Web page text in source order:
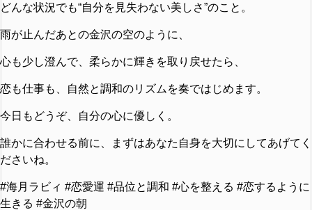
どんな状況でも“自分を見失わない美しさ”のこと。
雨が止んだあとの金沢の空のように、
心も少し澄んで、柔らかに輝きを取り戻せたら、
恋も仕事も、自然と調和のリズムを奏ではじめます。
今日もどうぞ、自分の心に優しく。
誰かに合わせる前に、まずはあなた自身を大切にしてあげてく
ださいね。
#海月ラビィ #恋愛運 #品位と調和 #心を整える #恋するように
生きる #金沢の朝